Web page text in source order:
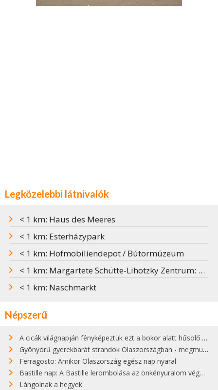
Legközelebbi látnivalók
< 1 km: Haus des Meeres
< 1 km: Esterházypark
< 1 km: Hofmobiliendepot / Bútormúzeum
< 1 km: Margartete Schütte-Lihotzky Zentrum: Múzeum a modern konyha feltalálójáról
< 1 km: Naschmarkt
Népszerű
A cicák világnapján fényképeztük ezt a bokor alatt hűsölő cicát Kisorosziban
Gyönyörű gyerekbarát strandok Olaszországban - megmutatjuk a 15 legjobbat
Ferragosto: Amikor Olaszország egész nap nyaral
Bastille nap: A Bastille lerombolása az önkényuralom végét jelentette
Lángolnak a hegyek